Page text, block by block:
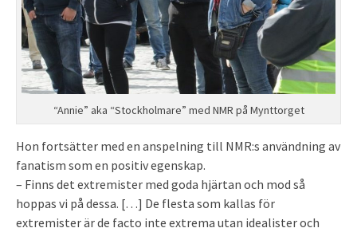
“Annie” aka “Stockholmare” med NMR på Mynttorget
Hon fortsätter med en anspelning till NMR:s användning av
fanatism som en positiv egenskap.
– Finns det extremister med goda hjärtan och mod så
hoppas vi på dessa. […] De flesta som kallas för
extremister är de facto inte extrema utan idealister och